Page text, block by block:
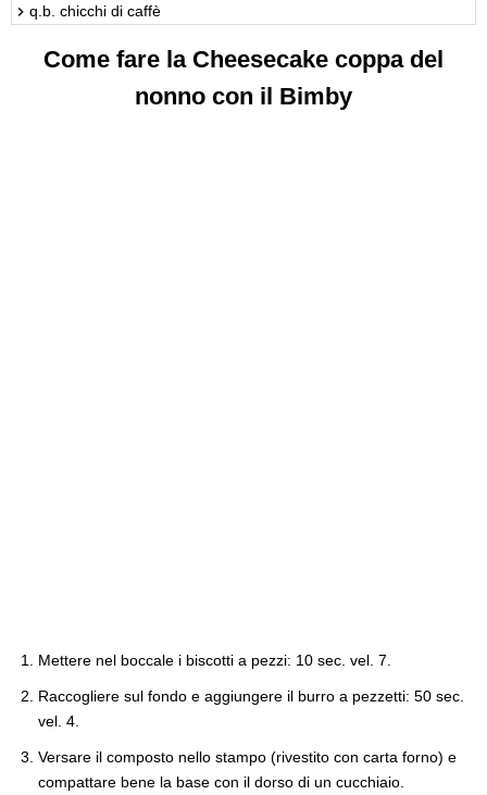
q.b. chicchi di caffè
Come fare la Cheesecake coppa del
nonno con il Bimby
Mettere nel boccale i biscotti a pezzi: 10 sec. vel. 7.
Raccogliere sul fondo e aggiungere il burro a pezzetti: 50 sec.
vel. 4.
Versare il composto nello stampo (rivestito con carta forno) e
compattare bene la base con il dorso di un cucchiaio.